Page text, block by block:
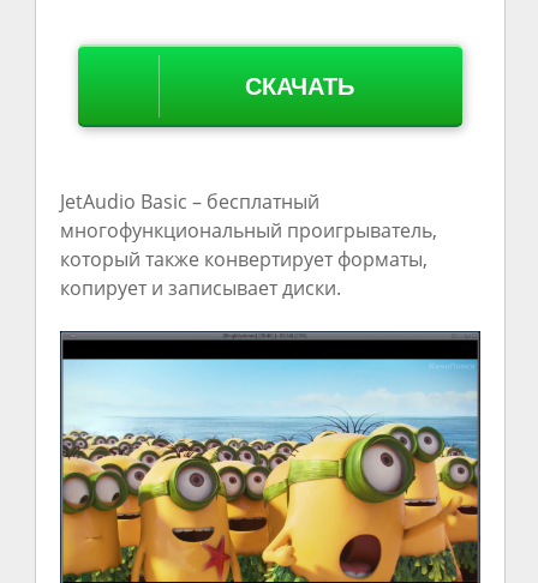
СКАЧАТЬ
JetAudio Basic – бесплатный
многофункциональный проигрыватель,
который также конвертирует форматы,
копирует и записывает диски.